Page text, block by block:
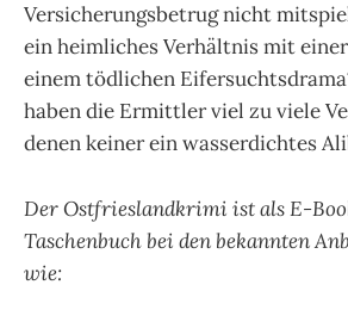
Versicherungsbetrug nicht
ein heimliches Verhältnis mit
einem tödlichen
haben die Ermittler viel zu viele
denen keiner ein wasserdichtes
Der Ostfrieslandkrimi ist als E-
Taschenbuch bei den bekannten
wie: